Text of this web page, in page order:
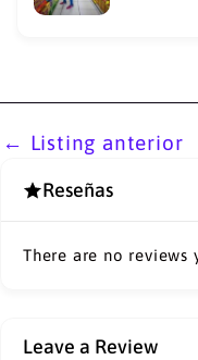
← Listing anterior
Reseñas
There are no reviews
Leave a Review